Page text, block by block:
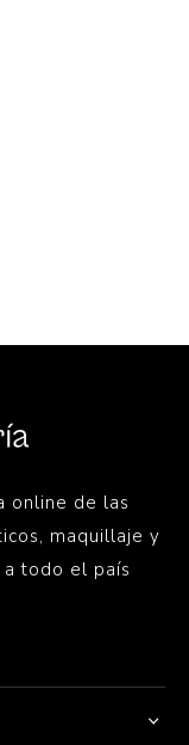
online de las
maquillaje y
a todo el país